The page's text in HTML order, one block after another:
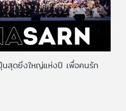
สุดยิ่งใหญ่แห่งปี เพื่อคนรัก